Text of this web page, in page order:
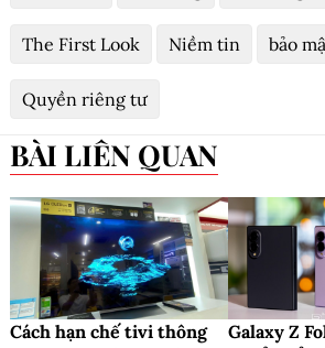
The First Look Niềm tin bảo
Quyền riêng tư
BÀI LIÊN QUAN
Cách hạn chế tivi thông
Galaxy Z